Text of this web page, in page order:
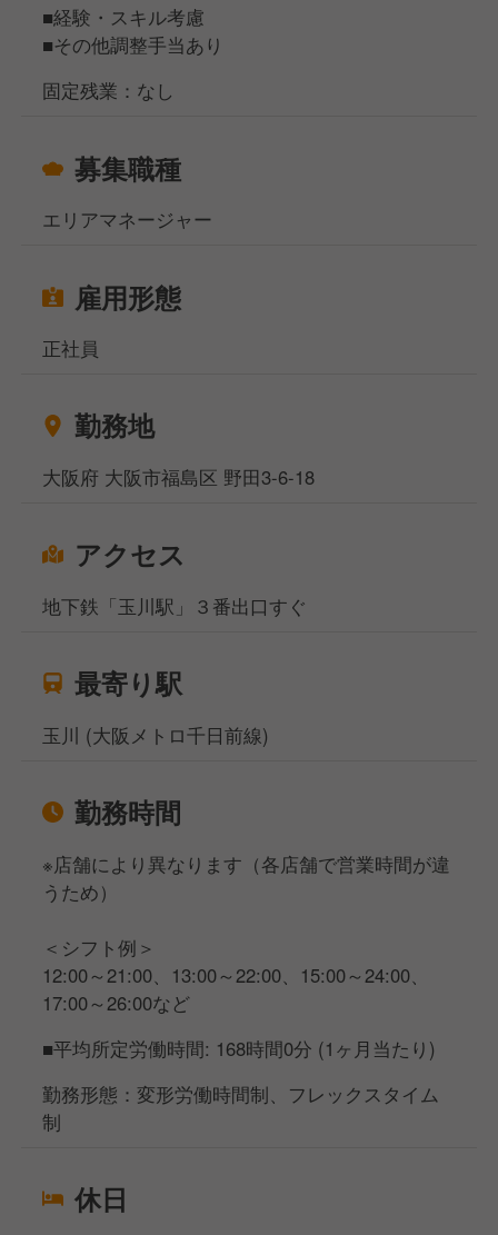
■経験・スキル考慮
■その他調整手当あり
固定残業：なし
募集職種
エリアマネージャー
雇用形態
正社員
勤務地
大阪府 大阪市福島区 野田3-6-18
アクセス
地下鉄「玉川駅」３番出口すぐ
最寄り駅
玉川 (大阪メトロ千日前線)
勤務時間
※店舗により異なります（各店舗で営業時間が違
うため）
＜シフト例＞
12:00～21:00、13:00～22:00、15:00～24:00、
17:00～26:00など
■平均所定労働時間: 168時間0分 (1ヶ月当たり)
勤務形態：変形労働時間制、フレックスタイム
制
休日